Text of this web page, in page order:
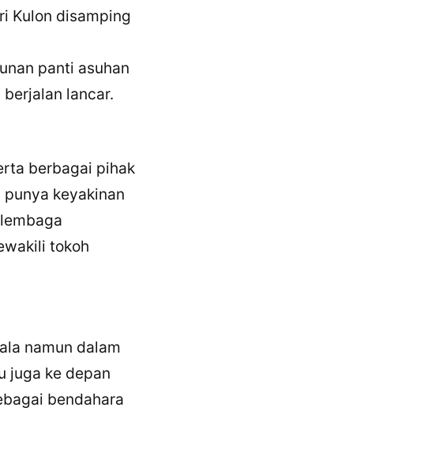
Kulon disamping
panti asuhan
lancar.
berbagai pihak
keyakinan
tokoh
namun dalam
juga ke depan
bendahara
×